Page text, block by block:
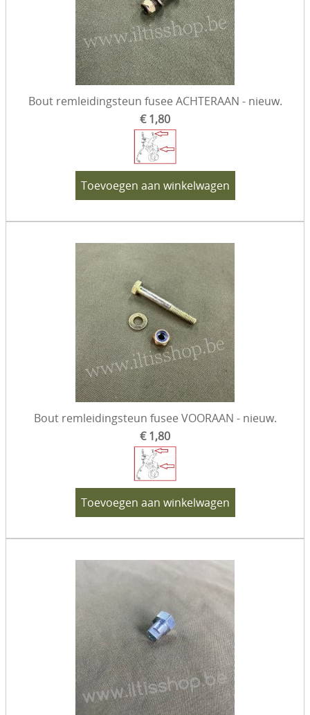
Bout remleidingsteun fusee ACHTERAAN - nieuw.
€ 1,80
Toevoegen aan winkelwagen
Bout remleidingsteun fusee VOORAAN - nieuw.
€ 1,80
Toevoegen aan winkelwagen